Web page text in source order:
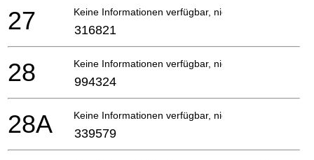
Keine Informationen verfügbar, nicht bestellbar
27 316821
Keine Informationen verfügbar, nicht bestellbar
28 994324
Keine Informationen verfügbar, nicht bestellbar
28A 339579